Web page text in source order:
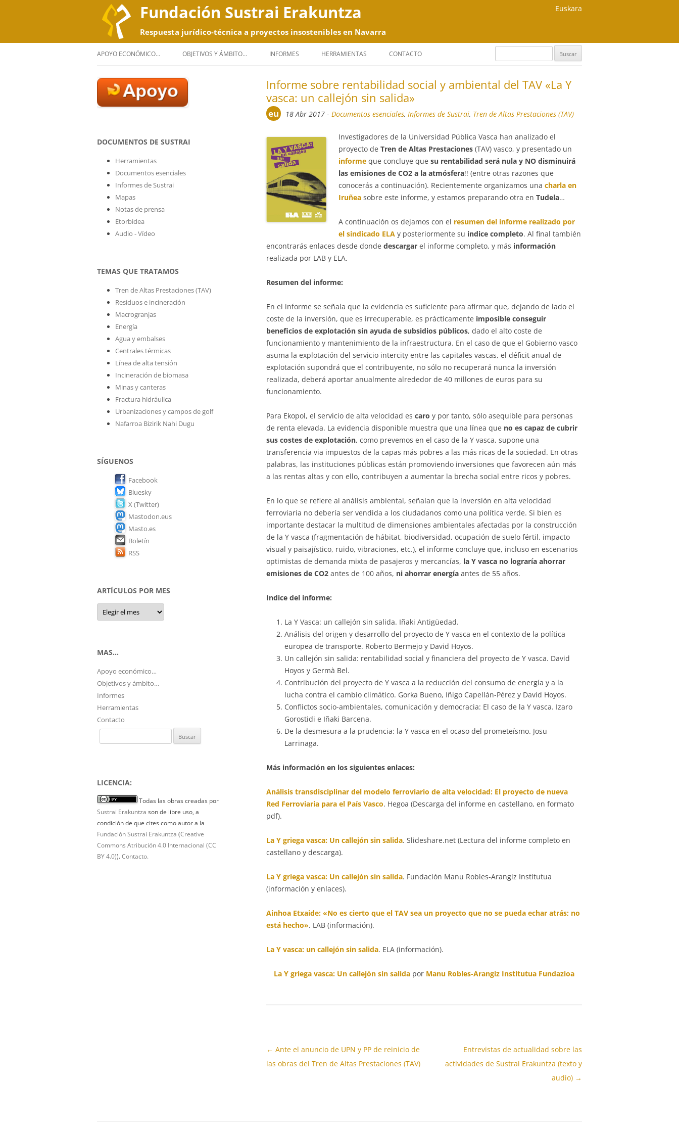
Fundación Sustrai Erakuntza
Respuesta jurídico-técnica a proyectos insostenibles en Navarra
Euskara
Saltar
al
APOYO ECONÓMICO… OBJETIVOS Y ÁMBITO… INFORMES HERRAMIENTAS CONTACTO
Buscar:
Informe sobre rentabilidad social y ambiental del TAV «La Y
vasca: un callejón sin salida»
eu 18 Abr 2017 -Documentos esenciales,Informes de Sustrai, Tren de Altas Prestaciones (TAV)
Investigadores de la Universidad Pública Vasca han analizado el
proyecto deTren de Altas Prestaciones (TAV) vasco, y presentado un
informe que concluye quesu rentabilidad será nula y NO disminuirá
las emisiones de CO2 a la atmósfera!! (entre otras razones que
conocerás a continuación). Recientemente organizamos unacharla en
Iruñea sobre este informe, y estamos preparando otra enTudela…
A continuación os dejamos con el resumen del informe realizado por
el sindicado ELA y posteriormente su indice completo. Al final también
encontrarás enlaces desde dondedescargar el informe completo, y más información
realizada por LAB y ELA.
Resumen del informe:
En el informe se señala que la evidencia es suficiente para afirmar que, dejando de lado el
coste de la inversión, que es irrecuperable, es prácticamente imposible conseguir
beneficios de explotación sin ayuda de subsidios públicos, dado el alto coste de
funcionamiento y mantenimiento de la infraestructura. En el caso de que el Gobierno vasco
asuma la explotación del servicio intercity entre las capitales vascas, el déficit anual de
explotación supondrá que el contribuyente, no sólo no recuperará nunca la inversión
realizada, deberá aportar anualmente alrededor de 40 millones de euros para su
funcionamiento.
Para Ekopol, el servicio de alta velocidad escaro y por tanto, sólo asequible para personas
de renta elevada. La evidencia disponible muestra que una línea que no es capaz de cubrir
sus costes de explotación, como prevemos en el caso de la Y vasca, supone una
transferencia via impuestos de la capas más pobres a las más ricas de la sociedad. En otras
palabras, las instituciones públicas están promoviendo inversiones que favorecen aún más
a las rentas altas y con ello, contribuyen a aumentar la brecha social entre ricos y pobres.
En lo que se refiere al análisis ambiental, señalan que la inversión en alta velocidad
ferroviaria no debería ser vendida a los ciudadanos como una política verde. Si bien es
importante destacar la multitud de dimensiones ambientales afectadas por la construcción
de la Y vasca (fragmentación de hábitat, biodiversidad, ocupación de suelo fértil, impacto
visual y paisajístico, ruido, vibraciones, etc.), el informe concluye que, incluso en escenarios
optimistas de demanda mixta de pasajeros y mercancías, la Y vasca no lograría ahorrar
emisiones de CO2 antes de 100 años, ni ahorrar energía antes de 55 años.
Indice del informe:
La Y Vasca: un callejón sin salida. Iñaki Antigüedad.
Análisis del origen y desarrollo del proyecto de Y vasca en el contexto de la política
europea de transporte. Roberto Bermejo y David Hoyos.
Un callejón sin salida: rentabilidad social y financiera del proyecto de Y vasca. David
Hoyos y Germà Bel.
Contribución del proyecto de Y vasca a la reducción del consumo de energía y a la
lucha contra el cambio climático. Gorka Bueno, Iñigo Capellán-Pérez y David Hoyos.
Conflictos socio-ambientales, comunicación y democracia: El caso de la Y vasca. Izaro
Gorostidi e Iñaki Barcena.
De la desmesura a la prudencia: la Y vasca en el ocaso del prometeísmo. Josu
Larrinaga.
Más información en los siguientes enlaces:
Análisis transdisciplinar del modelo ferroviario de alta velocidad: El proyecto de nueva
Red Ferroviaria para el País Vasco. Hegoa (Descarga del informe en castellano, en formato
pdf).
La Y griega vasca: Un callejón sin salida. Slideshare.net (Lectura del informe completo en
castellano y descarga).
La Y griega vasca: Un callejón sin salida. Fundación Manu Robles-Arangiz Institutua
(información y enlaces).
Ainhoa Etxaide: «No es cierto que el TAV sea un proyecto que no se pueda echar atrás; no
está hecho». LAB (información).
La Y vasca: un callejón sin salida. ELA (información).
La Y griega vasca: Un callejón sin salida por Manu Robles-Arangiz Institutua Fundazioa
Navegación
de
← Ante el anuncio de UPN y PP de reinicio de
las obras del Tren de Altas Prestaciones (TAV)
Entrevistas de actualidad sobre las
actividades de Sustrai Erakuntza (texto y
audio) →
DOCUMENTOS DE SUSTRAI
Herramientas
Documentos esenciales
Informes de Sustrai
Mapas
Notas de prensa
Etorbidea
Audio - Vídeo
TEMAS QUE TRATAMOS
Tren de Altas Prestaciones (TAV)
Residuos e incineración
Macrogranjas
Energía
Agua y embalses
Centrales térmicas
Línea de alta tensión
Incineración de biomasa
Minas y canteras
Fractura hidráulica
Urbanizaciones y campos de golf
Nafarroa Bizirik Nahi Dugu
SÍGUENOS
Facebook
Bluesky
X (Twitter)
Mastodon.eus
Masto.es
Boletín
RSS
ARTÍCULOS POR MES
Artículos
por
mes
MAS…
Apoyo económico…
Objetivos y ámbito…
Informes
Herramientas
Contacto
Buscar:
LICENCIA:
Todas las obras creadas por
Sustrai Erakuntza son de libre uso, a
condición de que cites como autor a la
Fundación Sustrai Erakuntza (Creative
Commons Atribución 4.0 Internacional (CC
BY 4.0)).Contacto.